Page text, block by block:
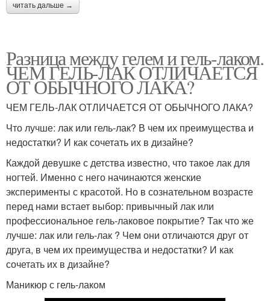
читать дальше →
Разница между гелем и гель-лаком.
ЧЕМ ГЕЛЬ-ЛАК ОТЛИЧАЕТСЯ
ОТ ОБЫЧНОГО ЛАКА?
ЧЕМ ГЕЛЬ-ЛАК ОТЛИЧАЕТСЯ ОТ ОБЫЧНОГО ЛАКА?
Что лучше: лак или гель-лак? В чем их преимущества и
недостатки? И как сочетать их в дизайне?
Каждой девушке с детства известно, что такое лак для
ногтей. Именно с него начинаются женские
эксперименты с красотой. Но в сознательном возрасте
перед нами встает выбор: привычный лак или
профессиональное гель-лаковое покрытие? Так что же
лучше: лак или гель-лак ? Чем они отличаются друг от
друга, в чем их преимущества и недостатки? И как
сочетать их в дизайне?
Маникюр с гель-лаком